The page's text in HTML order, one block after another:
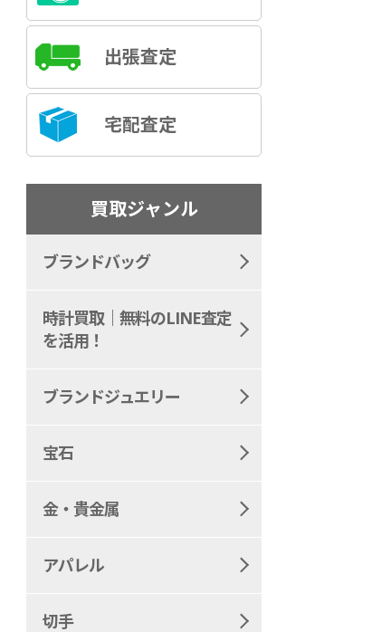
出張査定
宅配査定
買取ジャンル
ブランドバッグ
時計買取｜無料のLINE査定
を活用！
ブランドジュエリー
宝石
金・貴金属
アパレル
切手